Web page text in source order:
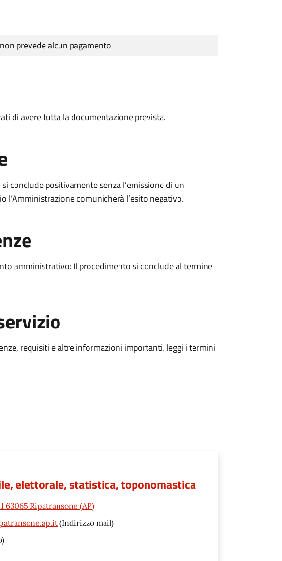
prevede alcun pagamento
di avere tutta la documentazione prevista.
conclude positivamente senza l’emissione di un
l’Amministrazione comunicherà l’esito negativo.
amministrativo: Il procedimento si conclude al termine
requisiti e altre informazioni importanti, leggi i termini
elettorale, statistica, toponomastica
63065 Ripatransone (AP)
(Indirizzo mail)